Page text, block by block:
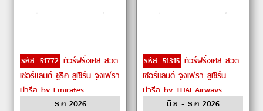
รหัส: 51772 ทัวร์ฝรั่งเศส สวิต
เซอร์แลนด์ ซูริค ลูเซิร์น จุงเฟรา
ปารีส by Emirates
ธ.ค 2026
รหัส: 51315 ทัวร์ฝรั่งเศส สวิต
เซอร์แลนด์ จุงเฟรา ลูเซิร์น
ปารีส by THAI Airways
มิ.ย - ธ.ค 2026